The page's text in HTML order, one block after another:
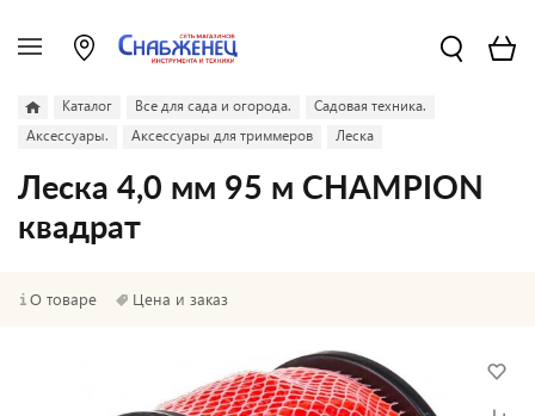
Каталог Все для сада и огорода.
Садовая техника.
Аксессуары.
Аксессуары для триммеров Леска
Леска 4,0 мм 95 м CHAMPION
квадрат
О товаре Цена и заказ